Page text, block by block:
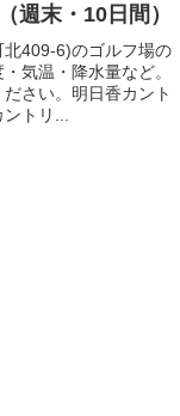
週末・10日間）
409-6)のゴルフ場の
気温・降水量など。
さい。明日香カント
トリ...